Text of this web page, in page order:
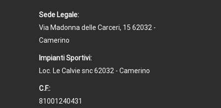
Sede Legale:
Via Madonna delle Carceri, 15 62032 -
Camerino
Impianti Sportivi:
Loc. Le Calvie snc 62032 - Camerino
C.F.:
81001240431